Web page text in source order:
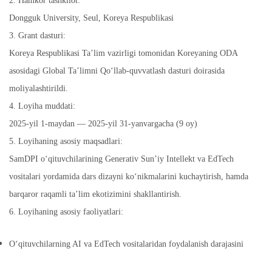
Dongguk University, Seul, Koreya Respublikasi
3. Grant dasturi:
Koreya Respublikasi Ta’lim vazirligi tomonidan Koreyaning ODA
asosidagi Global Ta’limni Qo‘llab-quvvatlash dasturi doirasida
moliyalashtirildi.
4. Loyiha muddati:
2025-yil 1-maydan — 2025-yil 31-yanvargacha (9 oy)
5. Loyihaning asosiy maqsadlari:
SamDPI o‘qituvchilarining Generativ Sun’iy Intellekt va EdTech
vositalari yordamida dars dizayni ko‘nikmalarini kuchaytirish, hamda
barqaror raqamli ta’lim ekotizimini shakllantirish.
6. Loyihaning asosiy faoliyatlari:
O‘qituvchilarning AI va EdTech vositalaridan foydalanish darajasini